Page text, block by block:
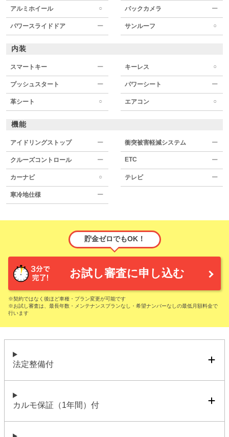
アルミホイール ○ バックカメラ ー
パワースライドドア ー サンルーフ ○
内装
スマートキー ー キーレス ○
プッシュスタート ー パワーシート ー
革シート ○ エアコン ○
機能
アイドリングストップ ー 衝突被害軽減システム ー
クルーズコントロール ー ETC ー
カーナビ ○ テレビ ー
寒冷地仕様 ー
貯金ゼロでもOK！
お試し審査に申し込む
※契約ではなく後ほど車種・プラン変更が可能です
※お試し審査は、最長年数・メンテナンスプランなし・希望ナンバーなしの最低月額料金で
行います
法定整備付
カルモ保証（1年間）付